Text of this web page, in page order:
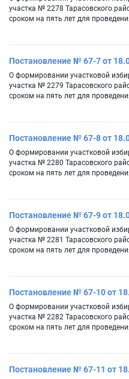
участка № 2278 Тарасовского
сроком на пять лет для
Постановление № 67-7 от
О формировании участковой
участка № 2279 Тарасовского
сроком на пять лет для
Постановление № 67-8 от
О формировании участковой
участка № 2280 Тарасовского
сроком на пять лет для
Постановление № 67-9 от
О формировании участковой
участка № 2281 Тарасовского
сроком на пять лет для
Постановление № 67-10 от
О формировании участковой
участка № 2282 Тарасовского
сроком на пять лет для
Постановление № 67-11 от